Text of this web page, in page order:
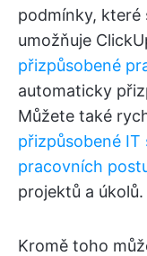
podmínky, které
umožňuje
přizpůsobené
automaticky
Můžete také
přizpůsobené IT
pracovních
projektů a úkolů.
Kromě toho